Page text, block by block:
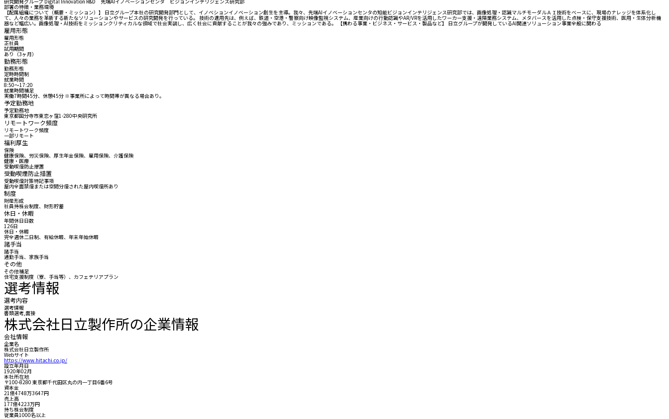
部署の特徴・業務環境
【配属組織について（概要・ミッション）】 日立グループ本社の研究開発部門として、イノベションイノベーション創生を主導。我々、先端AIイノベーションセンタの知能ビジョンインテリジェンス研究部では、画像処理・認識マルチモーダルＡＩ技術をベースに、現場のナレッジを体系化し
て、人々の業務を革新する新たなソリューションやサービスの研究開発を行っている。 技術の適用先は、例えば、鉄道・空港・警察向け映像監視システム、産業向けの行動認識やAR/VRを活用したワーカー支援・遠隔業務システム、メタバースを活用した点検・保守支援技術、医用・生体分析機
器など幅広い。画像処理・AI技術をミッションクリティカルな領域で社会実装し、広く社会に貢献することが我々の強みであり、ミッションである。 【携わる事業・ビジネス・サービス・製品など】 日立グループが開発しているAI関連ソリューション事業全般に関わる
雇用形態
雇用形態
正社員
試用期間
あり（3ヶ月）
勤務形態
勤務形態
定時時間制
就業時間
8:50〜17:20
就業時間補足
実働7時間45分、休憩45分 ※事業所によって時間帯が異なる場合あり。
予定勤務地
予定勤務地
東京都国分寺市東恋ヶ窪1-280中央研究所
リモートワーク頻度
リモートワーク頻度
一部リモート
福利厚生
保険
健康保険、労災保険、厚生年金保険、雇用保険、介護保険
健康・医療
受動喫煙防止措置
受動喫煙防止措置
受動喫煙対策特記事項
屋内全面禁煙または空間分煙された屋内喫煙所あり
制度
財産形成
社員持株会制度、財形貯蓄
休日・休暇
年間休日日数
126日
休日・休暇
完全週休二日制、有給休暇、年末年始休暇
諸手当
諸手当
通勤手当、家族手当
その他
その他補足
住宅支援制度（寮、手当等）、カフェテリアプラン
選考情報
選考内容
選考情報
書類選考,面接
株式会社日立製作所の企業情報
会社情報
企業名
株式会社日立製作所
Webサイト
https://www.hitachi.co.jp/
設立年月日
1920年02月
本社所在地
〒100-8280 東京都千代田区丸の内一丁目6番6号
資本金
21億4748万3647円
売上高
177億4223万円
持ち株会制度
従業員1000名以上